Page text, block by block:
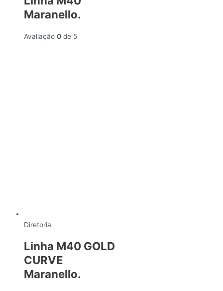
Maranello.
Avaliação 0 de 5
Diretoria
Linha M40 GOLD
CURVE
Maranello.